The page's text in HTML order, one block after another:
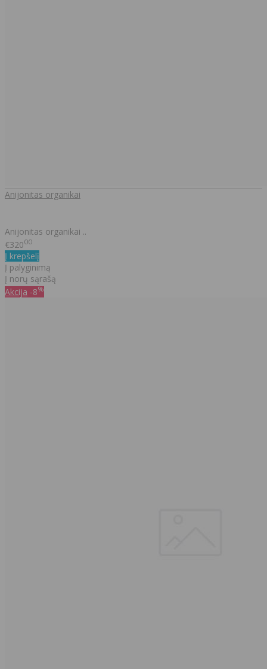
Anijonitas organikai
Anijonitas organikai ..
€32000
Į krepšelį
Į palyginimą
Į norų sąrašą
Akcija -8%